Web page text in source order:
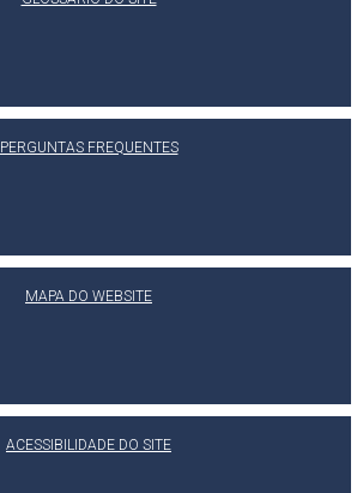
PERGUNTAS FREQUENTES
MAPA DO WEBSITE
ACESSIBILIDADE DO SITE